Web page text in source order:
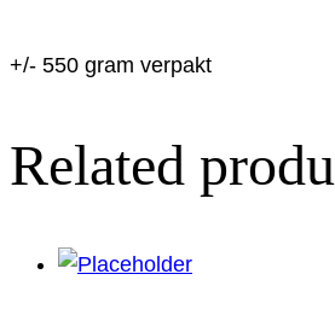
+/- 550 gram verpakt
Related